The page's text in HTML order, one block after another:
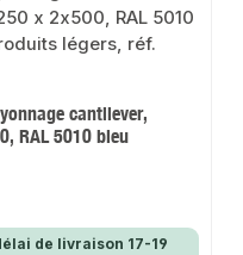
cantilever,
RAL 5010 bleu
de livraison 17-19